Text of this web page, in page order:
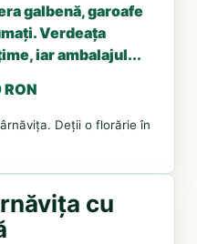
galbenă, garoafe
Verdeața
iar ambalajul...
Deții o florărie în
cu